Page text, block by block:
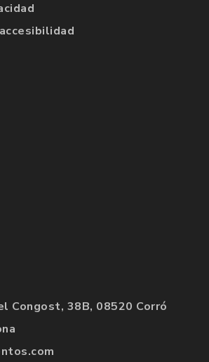
Congost, 38B, 08520 Corró